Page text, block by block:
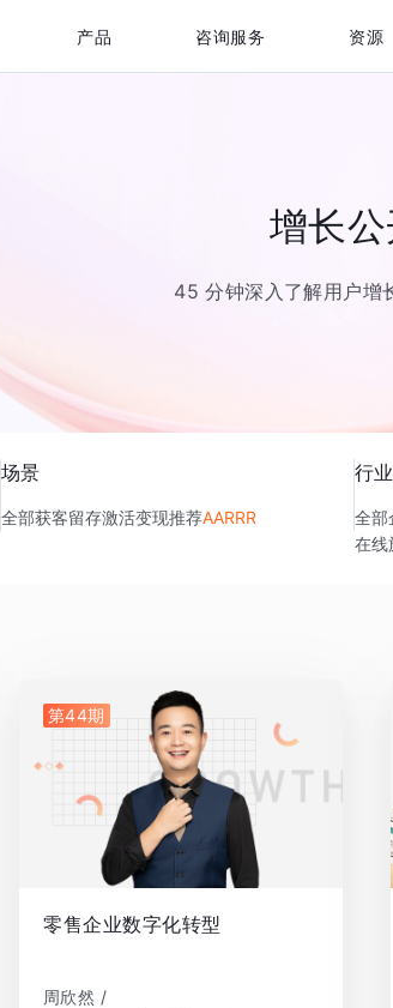
产品 咨询服务 资源
增长
45 分钟深入了解用户增
场景
全部获客留存激活变现推荐AARRR
行业
全部
在线
第44期
零售企业数字化转型
周欣然 /